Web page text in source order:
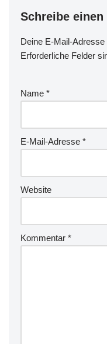
Schreibe
Deine E-Mail-
Erforderliche Felder
Name *
E-Mail-Adresse *
Website
Kommentar *